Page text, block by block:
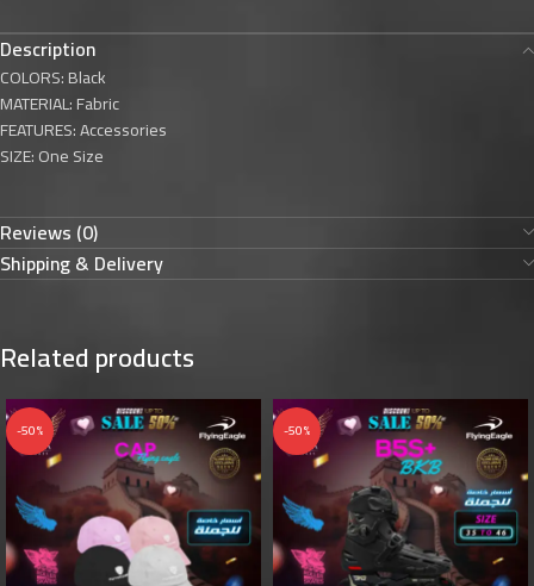
Description
COLORS: Black
MATERIAL: Fabric
FEATURES: Accessories
SIZE: One Size
Reviews (0)
Shipping & Delivery
Related products
-50% -50%